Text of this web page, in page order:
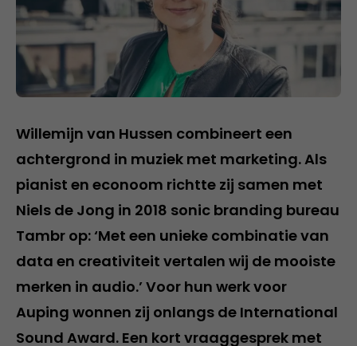
Willemijn van Hussen combineert een
achtergrond in muziek met marketing. Als
pianist en econoom richtte zij samen met
Niels de Jong in 2018 sonic branding bureau
Tambr op: ‘Met een unieke combinatie van
data en creativiteit vertalen wij de mooiste
merken in audio.’ Voor hun werk voor
Auping wonnen zij onlangs de International
Sound Award. Een kort vraaggesprek met